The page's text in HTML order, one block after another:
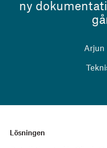
ny
Arjun
Lösningen